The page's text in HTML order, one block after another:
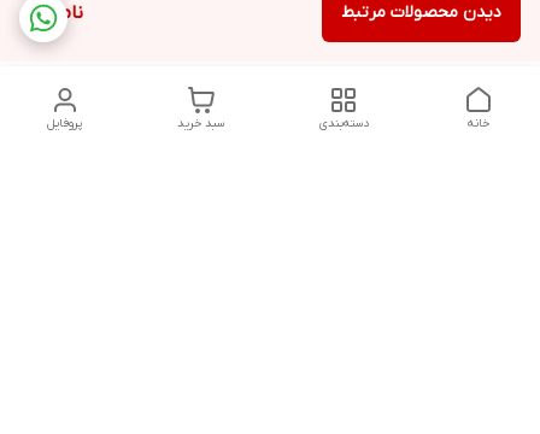
ناموجود دیدن محصولات مرتبط
پروفایل سبد خرید دسته‌بندی خانه